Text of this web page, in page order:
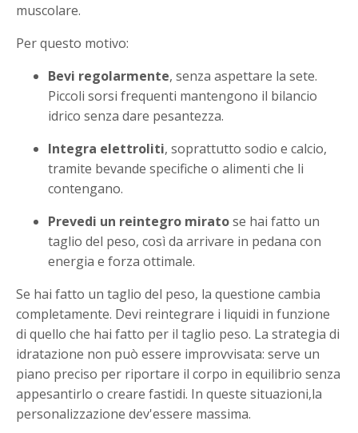
muscolare.
Per questo motivo:
Bevi regolarmente, senza aspettare la sete.
Piccoli sorsi frequenti mantengono il bilancio
idrico senza dare pesantezza.
Integra elettroliti, soprattutto sodio e calcio,
tramite bevande specifiche o alimenti che li
contengano.
Prevedi un reintegro miratose hai fatto un
taglio del peso, così da arrivare in pedana con
energia e forza ottimale.
Se hai fatto un taglio del peso, la questione cambia
completamente. Devi reintegrare i liquidi in funzione
di quello che hai fatto per il taglio peso. La strategia di
idratazione non può essere improvvisata: serve un
piano preciso per riportare il corpo in equilibrio senza
appesantirlo o creare fastidi. In queste situazioni,la
personalizzazione dev'essere massima.